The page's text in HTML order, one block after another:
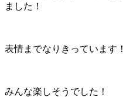
ました！
表情までなりきっています！
みんな楽しそうでした！